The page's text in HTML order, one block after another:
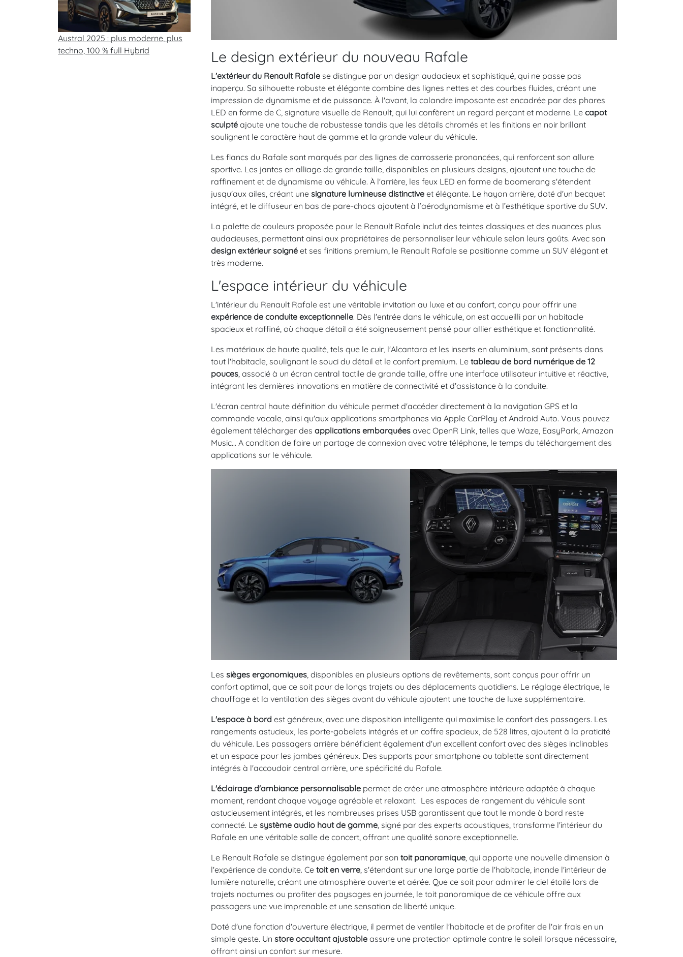
Austral 2025 : plus moderne, plus
techno, 100 % full Hybrid
Le design extérieur du nouveau Rafale
L'extérieur du Renault Rafale se distingue par un design audacieux et sophistiqué, qui ne passe pas
inaperçu. Sa silhouette robuste et élégante combine des lignes nettes et des courbes fluides, créant une
impression de dynamisme et de puissance. À l'avant, la calandre imposante est encadrée par des phares
LED en forme de C, signature visuelle de Renault, qui lui confèrent un regard perçant et moderne. Le capot
sculpté ajoute une touche de robustesse tandis que les détails chromés et les finitions en noir brillant
soulignent le caractère haut de gamme et la grande valeur du véhicule.
Les flancs du Rafale sont marqués par des lignes de carrosserie prononcées, qui renforcent son allure
sportive. Les jantes en alliage de grande taille, disponibles en plusieurs designs, ajoutent une touche de
raffinement et de dynamisme au véhicule. À l'arrière, les feux LED en forme de boomerang s'étendent
jusqu'aux ailes, créant une signature lumineuse distinctive et élégante. Le hayon arrière, doté d'un becquet
intégré, et le diffuseur en bas de pare-chocs ajoutent à l’aérodynamisme et à l’esthétique sportive du SUV.
La palette de couleurs proposée pour le Renault Rafale inclut des teintes classiques et des nuances plus
audacieuses, permettant ainsi aux propriétaires de personnaliser leur véhicule selon leurs goûts. Avec son
design extérieur soigné et ses finitions premium, le Renault Rafale se positionne comme un SUV élégant et
très moderne.
L'espace intérieur du véhicule
L'intérieur du Renault Rafale est une véritable invitation au luxe et au confort, conçu pour offrir une
expérience de conduite exceptionnelle. Dès l'entrée dans le véhicule, on est accueilli par un habitacle
spacieux et raffiné, où chaque détail a été soigneusement pensé pour allier esthétique et fonctionnalité.
Les matériaux de haute qualité, tels que le cuir, l'Alcantara et les inserts en aluminium, sont présents dans
tout l'habitacle, soulignant le souci du détail et le confort premium. Le tableau de bord numérique de 12
pouces, associé à un écran central tactile de grande taille, offre une interface utilisateur intuitive et réactive,
intégrant les dernières innovations en matière de connectivité et d'assistance à la conduite.
L'écran central haute définition du véhicule permet d'accéder directement à la navigation GPS et la
commande vocale, ainsi qu'aux applications smartphones via Apple CarPlay et Android Auto. Vous pouvez
également télécharger des applications embarquées avec OpenR Link, telles que Waze, EasyPark, Amazon
Music... A condition de faire un partage de connexion avec votre téléphone, le temps du téléchargement des
applications sur le véhicule.
Les sièges ergonomiques, disponibles en plusieurs options de revêtements, sont conçus pour offrir un
confort optimal, que ce soit pour de longs trajets ou des déplacements quotidiens. Le réglage électrique, le
chauffage et la ventilation des sièges avant du véhicule ajoutent une touche de luxe supplémentaire.
L'espace à bord est généreux, avec une disposition intelligente qui maximise le confort des passagers. Les
rangements astucieux, les porte-gobelets intégrés et un coffre spacieux, de 528 litres, ajoutent à la praticité
du véhicule. Les passagers arrière bénéficient également d'un excellent confort avec des sièges inclinables
et un espace pour les jambes généreux. Des supports pour smartphone ou tablette sont directement
intégrés à l'accoudoir central arrière, une spécificité du Rafale.
L'éclairage d'ambiance personnalisable permet de créer une atmosphère intérieure adaptée à chaque
moment, rendant chaque voyage agréable et relaxant. Les espaces de rangement du véhicule sont
astucieusement intégrés, et les nombreuses prises USB garantissent que tout le monde à bord reste
connecté. Le système audio haut de gamme, signé par des experts acoustiques, transforme l'intérieur du
Rafale en une véritable salle de concert, offrant une qualité sonore exceptionnelle.
Le Renault Rafale se distingue également par son toit panoramique, qui apporte une nouvelle dimension à
l'expérience de conduite. Ce toit en verre, s'étendant sur une large partie de l'habitacle, inonde l'intérieur de
lumière naturelle, créant une atmosphère ouverte et aérée. Que ce soit pour admirer le ciel étoilé lors de
trajets nocturnes ou profiter des paysages en journée, le toit panoramique de ce véhicule offre aux
passagers une vue imprenable et une sensation de liberté unique.
Doté d'une fonction d'ouverture électrique, il permet de ventiler l'habitacle et de profiter de l'air frais en un
simple geste. Un store occultant ajustable assure une protection optimale contre le soleil lorsque nécessaire,
offrant ainsi un confort sur mesure.